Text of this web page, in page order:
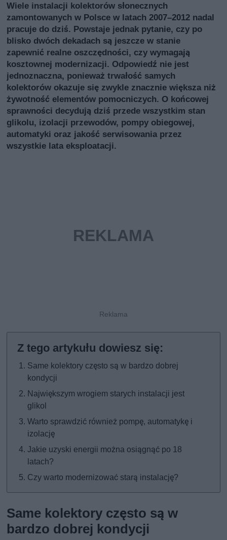
Wiele instalacji kolektorów słonecznych
zamontowanych w Polsce w latach 2007–2012 nadal
pracuje do dziś. Powstaje jednak pytanie, czy po
blisko dwóch dekadach są jeszcze w stanie
zapewnić realne oszczędności, czy wymagają
kosztownej modernizacji. Odpowiedź nie jest
jednoznaczna, ponieważ trwałość samych
kolektorów okazuje się zwykle znacznie większa niż
żywotność elementów pomocniczych. O końcowej
sprawności decydują dziś przede wszystkim stan
glikolu, izolacji przewodów, pompy obiegowej,
automatyki oraz jakość serwisowania przez
wszystkie lata eksploatacji.
Same kolektory często są w bardzo dobrej
kondycji
Największym wrogiem starych instalacji jest
glikol
Warto sprawdzić również pompę, automatykę i
izolację
Jakie uzyski energii można osiągnąć po 18
latach?
Czy warto modernizować starą instalację?
Same kolektory często są w
bardzo dobrej kondycji